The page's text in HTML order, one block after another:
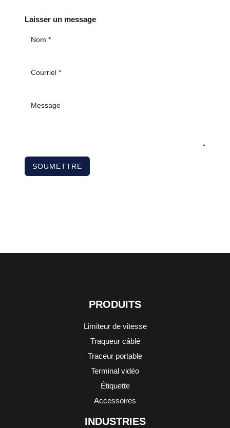
Laisser un message
SOUMETTRE
PRODUITS
Limiteur de vitesse
Traqueur câblé
Traceur portable
Terminal vidéo
Étiquette
Accessoires
INDUSTRIES